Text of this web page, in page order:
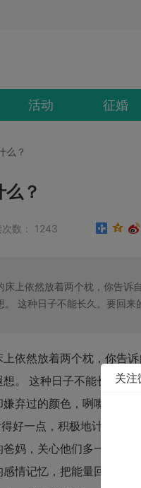
活动 征婚
么？
？
数： 1243
床上依然放着两个枕，你告诉
。 这种日子不能长久。要回来
依然放着两个枕，你告
。 这种日子不能长久。
弃过的颜色，咧嘴笑一
好一点，积极地计划做
妈，关心他们多一点。
情记忆，把能量回转再
关注